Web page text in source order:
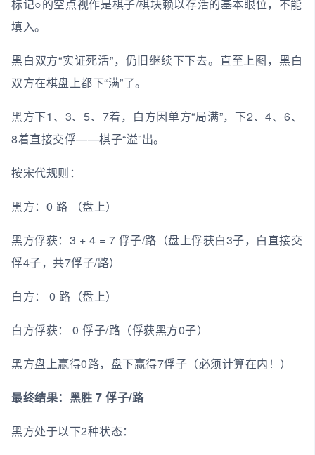
标记○的空点视作是棋子/棋块赖以存活的基本眼位，不能
填入。
黑白双方“实证死活”，仍旧继续下下去。直至上图，黑白
双方在棋盘上都下“满”了。
黑方下1、3、5、7着，白方因单方“局满”，下2、4、6、
8着直接交俘——棋子“溢”出。
按宋代规则：
黑方：0 路 （盘上）
黑方俘获：3 + 4 = 7 俘子/路（盘上俘获白3子，白直接交
俘4子，共7俘子/路）
白方： 0 路（盘上）
白方俘获： 0 俘子/路（俘获黑方0子）
黑方盘上赢得0路，盘下赢得7俘子（必须计算在内！）
最终结果：黑胜 7 俘子/路
黑方处于以下2种状态：